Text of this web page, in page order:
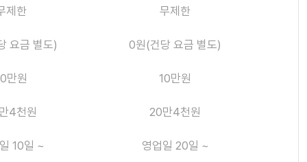
제한 무제한
요금 별도) 0원(건당 요금 별도)
만원 10만원
4천원 20만4천원
10일 ~ 영업일 20일 ~